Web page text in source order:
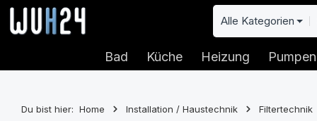
Hauptinhalt springen
Zur Suche springen
Zur Hauptnavigation springen Alle Kategorien
Bad Küche Heizung Pumpen
Du bist hier: Home Installation / Haustechnik Filtertechnik